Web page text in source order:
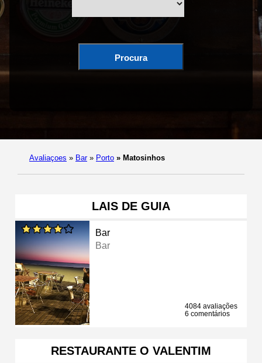
Procura
Avaliaçoes » Bar » Porto » Matosinhos
LAIS DE GUIA
Bar
Bar
4084 avaliações
6 comentários
RESTAURANTE O VALENTIM